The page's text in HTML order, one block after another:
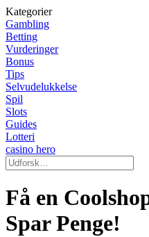
Kategorier
Gambling
Betting
Vurderinger
Bonus
Tips
Selvudelukkelse
Spil
Slots
Guides
Lotteri
casino hero
Få en
Spar Penge!